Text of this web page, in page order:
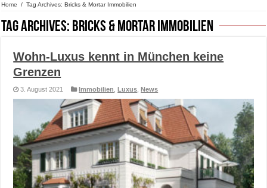
Home / Tag Archives: Bricks & Mortar Immobilien
Tag Archives: Bricks & Mortar Immobilien
Wohn-Luxus kennt in München keine
Grenzen
3. August 2021 Immobilien ,Luxus ,News